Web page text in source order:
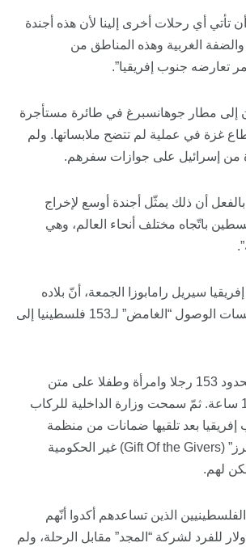
أن تأتي أي رحلات أخرى إلينا لأن هذه أجندة
الغربية وهذه المناطق من
تعارضه جنوب إفريقيا”.
إلى مطار جوهانسبرغ في طائرة مستأجرة
غزة في عملية لم تتضح ملابساتها. ولم
من إسرائيل على جوازات سفرهم.
أن ذلك يمثّل أجندة أوسع لإخراج
باتّجاه مختلف أنحاء العالم، وهي
سيريل رامابوزا الجمعة، أنّ بلاده
تعتزم استيضاح ملابسات الوصول “الغامض” لـ153 فلسطينيا إلى
واحتجزت شرطة الحدود 153 رجلا وامرأة وطفلا على متن
الطائرة لأكثر من 12 ساعة. ثمّ سمحت وزارة الداخلية للركاب
بعد تلقيها ضمانات من منظمة
“غيفت أوف ذي غيفرز” (Gift Of the Givers) غير الحكومية
لهم.
الذين تساعدهم أكدوا أنّهم
للفرد لشركة “المجد” مقابل الرحلة، ولم